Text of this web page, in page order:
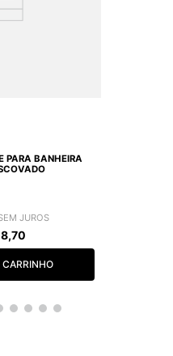
PARA BANHEIRA
,70